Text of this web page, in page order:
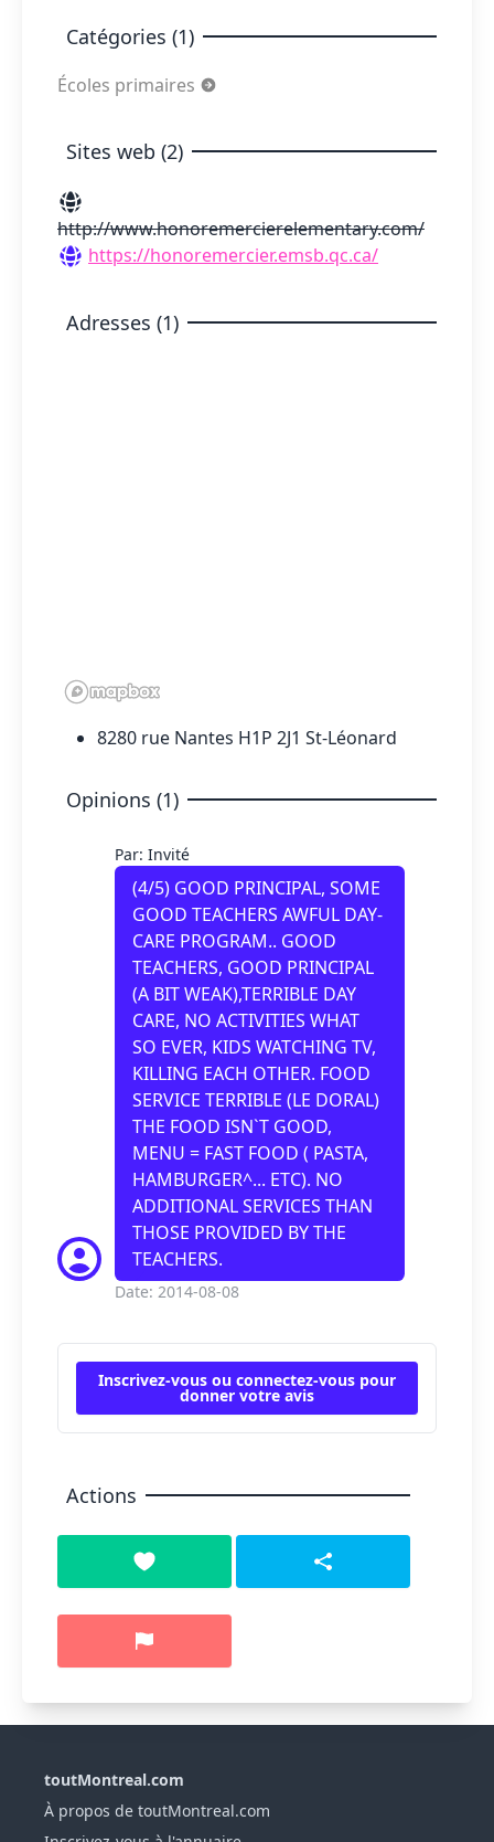
Catégories (1)
Écoles primaires
Sites web (2)
http://www.honoremercierelementary.com/
https://honoremercier.emsb.qc.ca/
Adresses (1)
8280 rue Nantes H1P 2J1 St-Léonard
Opinions (1)
Par: Invité
(4/5) GOOD PRINCIPAL, SOME
GOOD TEACHERS AWFUL DAY-
CARE PROGRAM.. GOOD
TEACHERS, GOOD PRINCIPAL
(A BIT WEAK),TERRIBLE DAY
CARE, NO ACTIVITIES WHAT
SO EVER, KIDS WATCHING TV,
KILLING EACH OTHER. FOOD
SERVICE TERRIBLE (LE DORAL)
THE FOOD ISN`T GOOD,
MENU = FAST FOOD ( PASTA,
HAMBURGER^... ETC). NO
ADDITIONAL SERVICES THAN
THOSE PROVIDED BY THE
TEACHERS.
Date: 2014-08-08
Inscrivez-vous ou connectez-vous pour
donner votre avis
Actions
toutMontreal.com
À propos de toutMontreal.com